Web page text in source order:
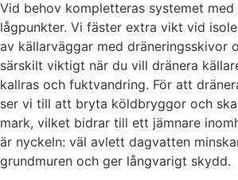
Vid behov kompletteras systemet
lågpunkter. Vi fäster extra vikt vid
av källarväggar med dräneringsskivor
särskilt viktigt när du vill dränera
kallras och fuktvandring. För att
ser vi till att bryta köldbryggor och
mark, vilket bidrar till ett jämnare
är nyckeln: väl avlett dagvatten
grundmuren och ger långvarigt skydd.